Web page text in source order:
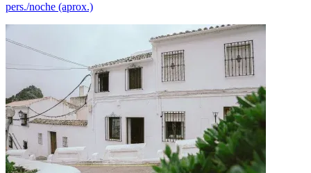
pers./noche (aprox.)